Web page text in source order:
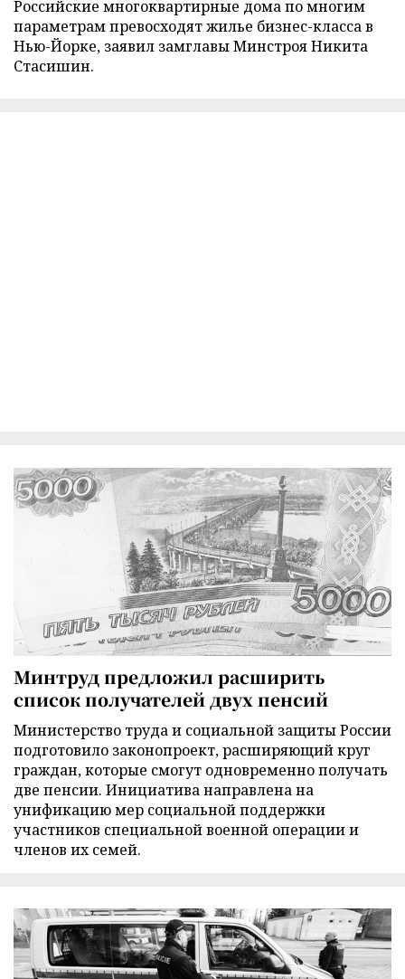
Российские многоквартирные дома по многим
параметрам превосходят жилье бизнес-класса в
Нью-Йорке, заявил замглавы Минстроя Никита
Стасишин.
Минтруд предложил расширить
список получателей двух пенсий
Министерство труда и социальной защиты России
подготовило законопроект, расширяющий круг
граждан, которые смогут одновременно получать
две пенсии. Инициатива направлена на
унификацию мер социальной поддержки
участников специальной военной операции и
членов их семей.